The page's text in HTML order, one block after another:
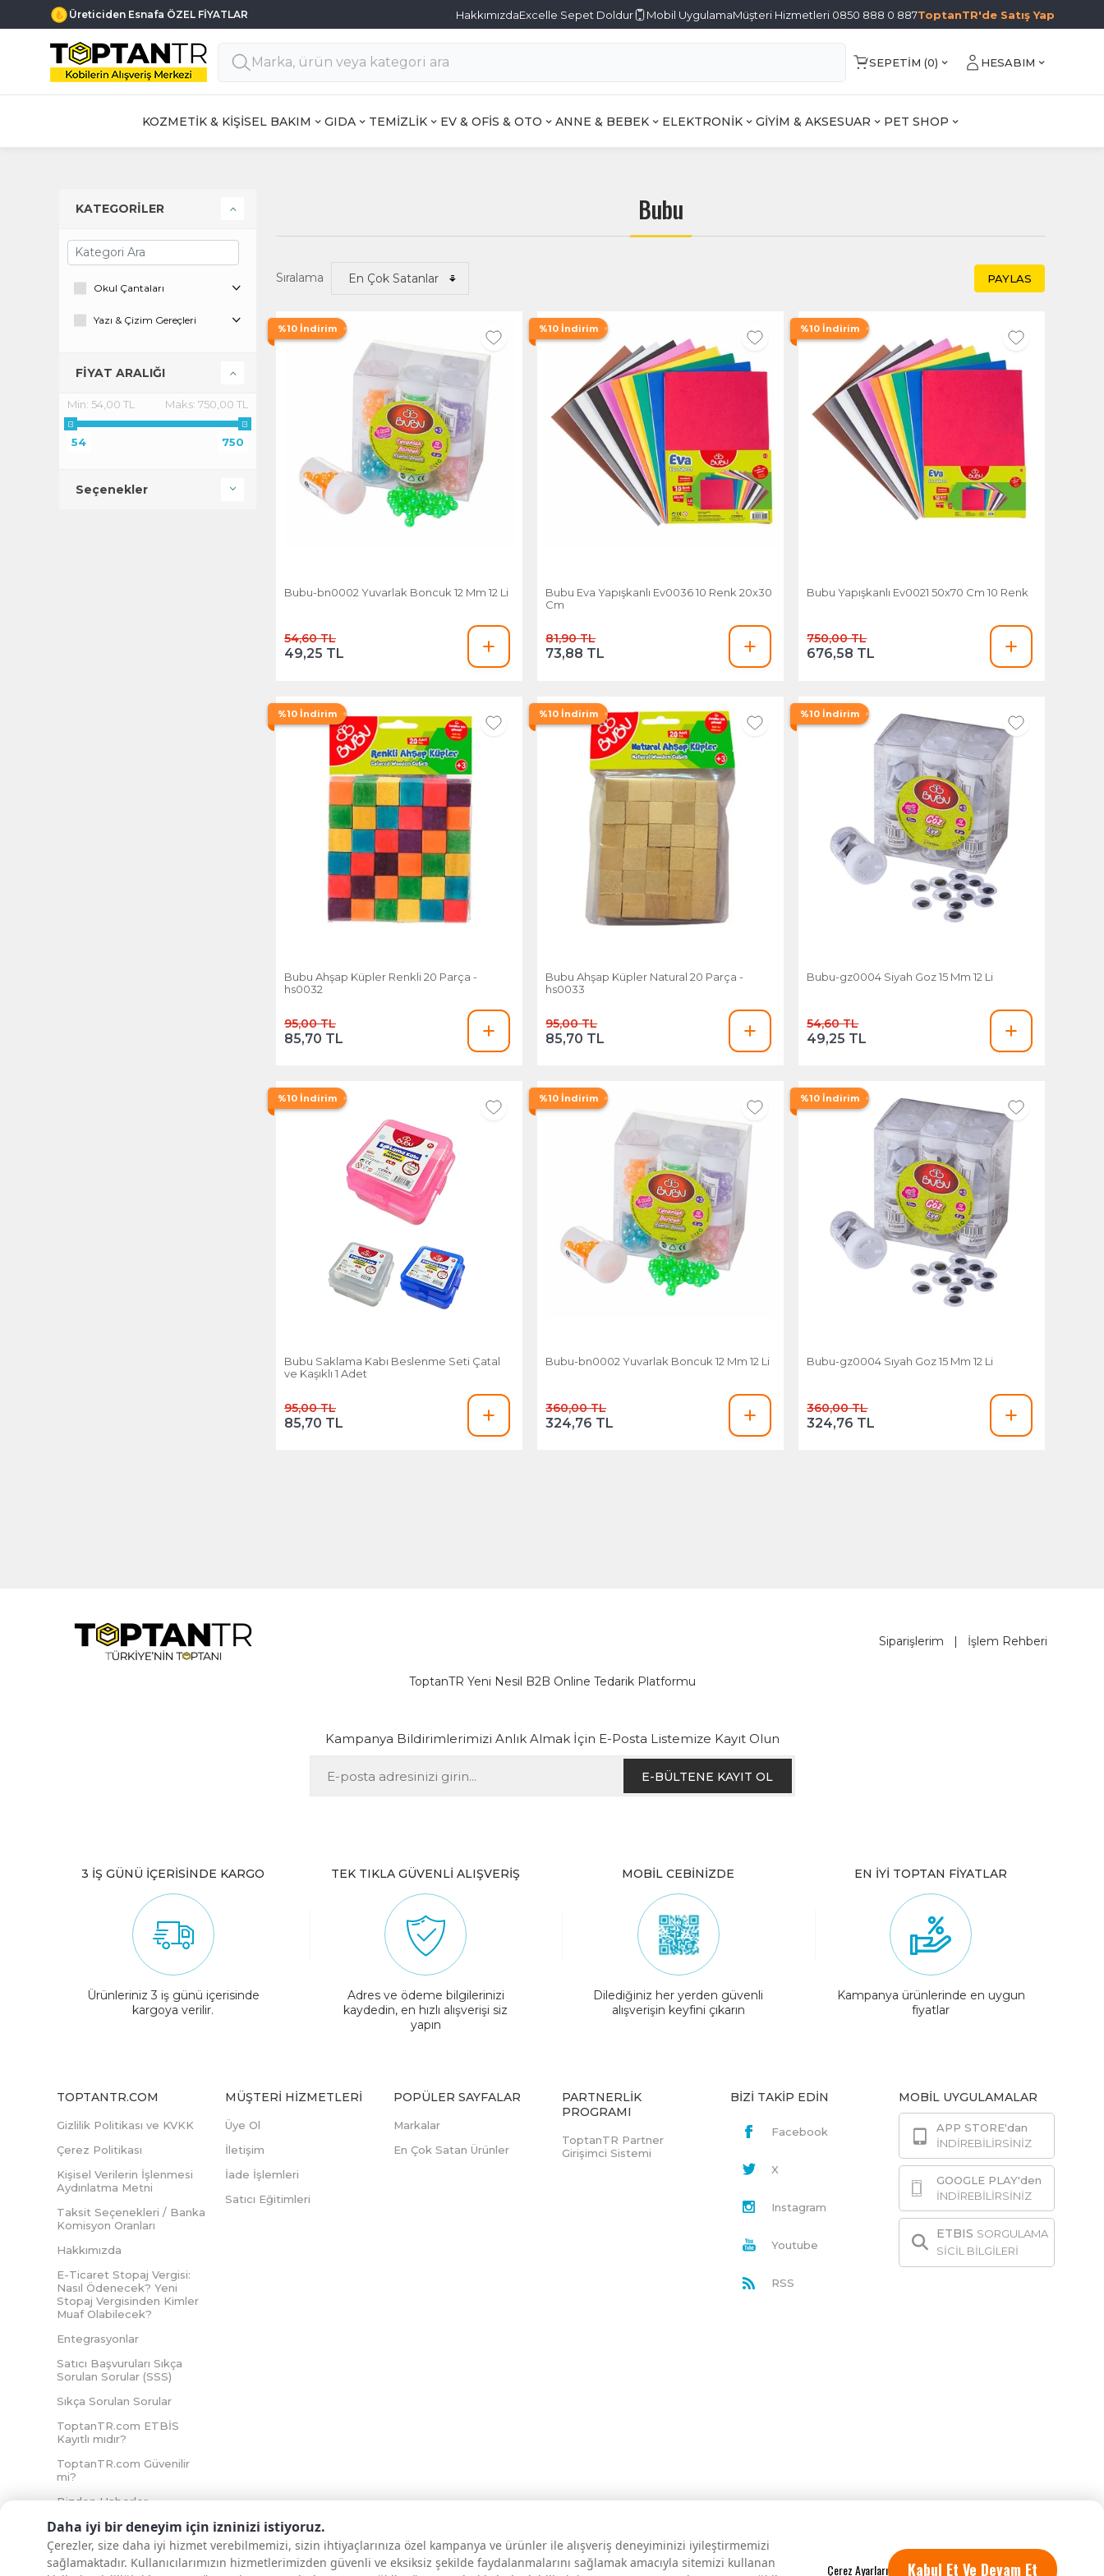
Daha iyi bir deneyim için izninizi istiyoruz.
Çerezler, size daha iyi hizmet verebilmemizi, sizin ihtiyaçlarınıza özel kampanya ve ürünler ile alışveriş deneyiminizi iyileştirmemizi
sağlamaktadır. Kullanıcılarımızın hizmetlerimizden güvenli ve eksiksiz şekilde faydalanmalarını sağlamak amacıyla sitemizi kullanan
Kabul Et Ve Devam Et
Üreticiden Esnafa ÖZEL FİYATLAR HakkımızdaExcelle Sepet Doldur Mobil UygulamaMüşteri Hizmetleri 0850 888 0 887ToptanTR'de Satış Yap
SEPETIM (0) HESABIM
KOZMETİK & KİŞİSEL BAKIM GIDA TEMİZLİK EV & OFİS & OTO ANNE & BEBEK ELEKTRONİK GİYİM & AKSESUAR PET SHOP
Bubu
Sıralama PAYLAS
%10 İndirim
Bubu-bn0002 Yuvarlak Boncuk 12 Mm 12 Li
54,60 TL
49,25 TL
%10 İndirim
Bubu Eva Yapışkanlı Ev0036 10 Renk 20x30
Cm
81,90 TL
73,88 TL
%10 İndirim
Bubu Yapışkanlı Ev0021 50x70 Cm 10 Renk
750,00 TL
676,58 TL
%10 İndirim
Bubu Ahşap Küpler Renkli 20 Parça -
hs0032
95,00 TL
85,70 TL
%10 İndirim
Bubu Ahşap Küpler Natural 20 Parça -
hs0033
95,00 TL
85,70 TL
%10 İndirim
Bubu-gz0004 Siyah Goz 15 Mm 12 Li
54,60 TL
49,25 TL
%10 İndirim
Bubu Saklama Kabı Beslenme Seti Çatal
ve Kaşıklı 1 Adet
95,00 TL
85,70 TL
%10 İndirim
Bubu-bn0002 Yuvarlak Boncuk 12 Mm 12 Li
360,00 TL
324,76 TL
%10 İndirim
Bubu-gz0004 Sıyah Goz 15 Mm 12 Li
360,00 TL
324,76 TL
KATEGORİLER
Okul Çantaları
Yazı & Çizim Gereçleri
FİYAT ARALIĞI
Min: 54,00 TL Maks: 750,00 TL
54 750
Seçenekler
Siparişlerim | İşlem Rehberi
ToptanTR Yeni Nesil B2B Online Tedarik Platformu
Kampanya Bildirimlerimizi Anlık Almak İçin E-Posta Listemize Kayıt Olun
E-BÜLTENE KAYIT OL
3 İŞ GÜNÜ İÇERİSİNDE KARGO
Ürünleriniz 3 iş günü içerisinde
kargoya verilir.
TEK TIKLA GÜVENLİ ALIŞVERİŞ
Adres ve ödeme bilgilerinizi
kaydedin, en hızlı alışverişi siz
yapın
MOBİL CEBİNİZDE
Dilediğiniz her yerden güvenli
alışverişin keyfini çıkarın
EN İYİ TOPTAN FİYATLAR
Kampanya ürünlerinde en uygun
fiyatlar
TOPTANTR.COM
Gizlilik Politikası ve KVKK
Çerez Politikası
Kişisel Verilerin İşlenmesi
Aydınlatma Metni
Taksit Seçenekleri / Banka
Komisyon Oranları
Hakkımızda
E-Ticaret Stopaj Vergisi:
Nasıl Ödenecek? Yeni
Stopaj Vergisinden Kimler
Muaf Olabilecek?
Entegrasyonlar
Satıcı Başvuruları Sıkça
Sorulan Sorular (SSS)
Sıkça Sorulan Sorular
ToptanTR.com ETBİS
Kayıtlı mıdır?
ToptanTR.com Güvenilir
mi?
Bizden Haberler
MÜŞTERI HIZMETLERI
Üye Ol
İletişim
İade İşlemleri
Satıcı Eğitimleri
POPÜLER SAYFALAR
Markalar
En Çok Satan Ürünler
PARTNERLIK
PROGRAMI
ToptanTR Partner
Girişimci Sistemi
BİZİ TAKİP EDİN
Facebook
X
Instagram
Youtube
RSS
MOBİL UYGULAMALAR
APP STORE'dan
İNDİREBİLİRSİNİZ
GOOGLE PLAY'den
İNDİREBİLİRSİNİZ
ETBIS SORGULAMA
SİCİL BİLGİLERİ